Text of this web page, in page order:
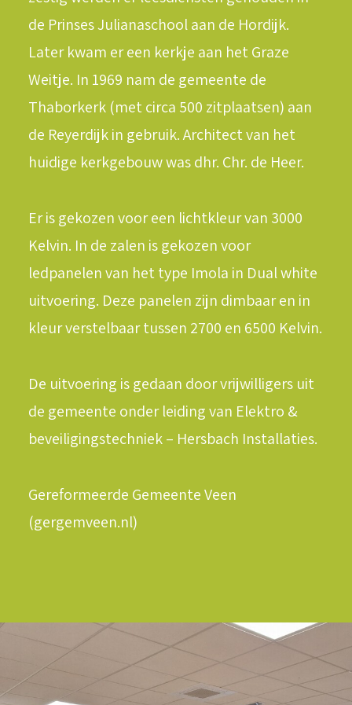
LOGIN / REGISTER
WINKELWAGEN
de Prinses Julianaschool aan de Hordijk.
Later kwam er een kerkje aan het Graze
Weitje. In 1969 nam de gemeente de
Thaborkerk (met circa 500 zitplaatsen) aan
de Reyerdijk in gebruik. Architect van het
huidige kerkgebouw was dhr. Chr. de Heer.
Er is gekozen voor een lichtkleur van 3000
Kelvin. In de zalen is gekozen voor
ledpanelen van het type Imola in Dual white
uitvoering. Deze panelen zijn dimbaar en in
kleur verstelbaar tussen 2700 en 6500 Kelvin.
De uitvoering is gedaan door vrijwilligers uit
de gemeente onder leiding van Elektro &
beveiligingstechniek – Hersbach Installaties.
Gereformeerde Gemeente Veen
(gergemveen.nl)